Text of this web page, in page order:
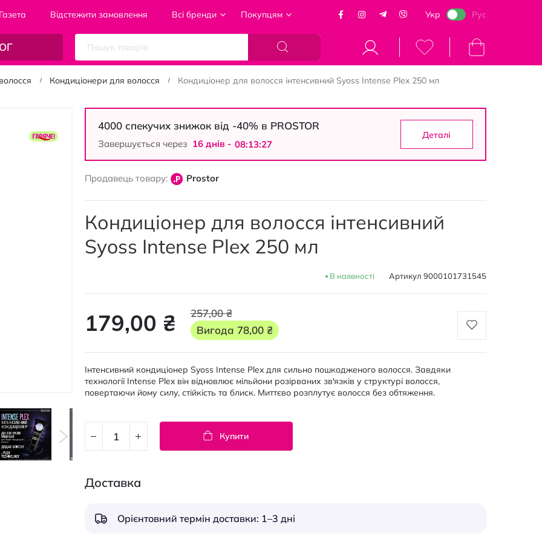
Газета Відстежити замовлення Всі бренди Покупцям Укр Рус
Кошик
Кондиціонери для волосся Кондиціонер для волосся інтенсивний Syoss Intense Plex 250 мл
4000 спекучих знижок від -40% в PROSTOR
Деталі
Завершується через 16 днiв - 08:13:26
Продавець товару: Prostor
Кондиціонер для волосся інтенсивний
Syoss Intense Plex 250 мл
В наявності Артикул 9000101731545
179,00 ₴
257,00 ₴
Вигода 78,00 ₴
Інтенсивний кондиціонер Syoss Intense Plex для сильно пошкодженого волосся. Завдяки
технології Intense Plex він відновлює мільйони розірваних зв'язків у структурі волосся,
повертаючи йому силу, стійкість та блиск. Миттєво розплутує волосся без обтяження.
Купити
Доставка
Орієнтовний термін доставки: 1–3 дні